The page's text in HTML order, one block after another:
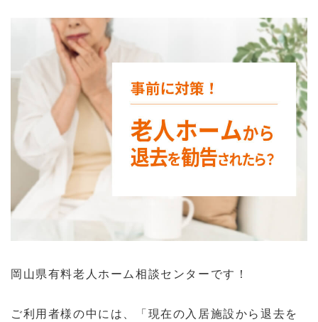
岡山県有料老人ホーム相談センターです！
ご利用者様の中には、「現在の入居施設から退去を